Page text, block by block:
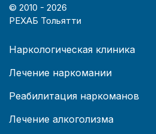
© 2010 - 2026
РЕХАБ Тольятти
Наркологическая клиника
Лечение наркомании
Реабилитация наркоманов
Лечение алкоголизма